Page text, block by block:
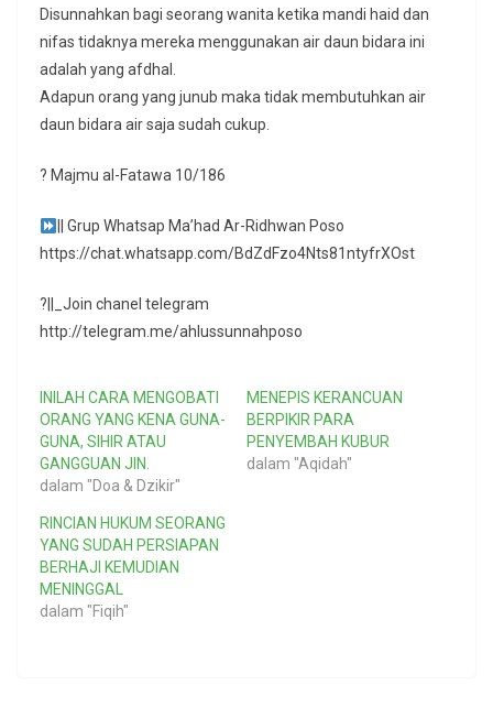
Disunnahkan bagi seorang wanita ketika mandi haid dan
nifas tidaknya mereka menggunakan air daun bidara ini
adalah yang afdhal.
Adapun orang yang junub maka tidak membutuhkan air
daun bidara air saja sudah cukup.
? Majmu al-Fatawa 10/186
|| Grup Whatsap Ma’had Ar-Ridhwan Poso
https://chat.whatsapp.com/BdZdFzo4Nts81ntyfrXOst
?||_Join chanel telegram
http://telegram.me/ahlussunnahposo
INILAH CARA MENGOBATI
ORANG YANG KENA GUNA-
GUNA, SIHIR ATAU
GANGGUAN JIN.
dalam "Doa & Dzikir"
MENEPIS KERANCUAN
BERPIKIR PARA
PENYEMBAH KUBUR
dalam "Aqidah"
RINCIAN HUKUM SEORANG
YANG SUDAH PERSIAPAN
BERHAJI KEMUDIAN
MENINGGAL
dalam "Fiqih"